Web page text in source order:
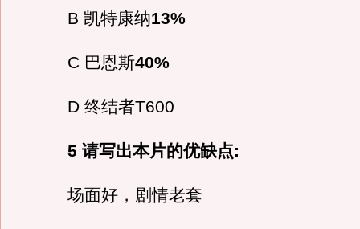
B 凯特康纳13%
C 巴恩斯40%
D 终结者T600
5 请写出本片的优缺点:
场面好，剧情老套